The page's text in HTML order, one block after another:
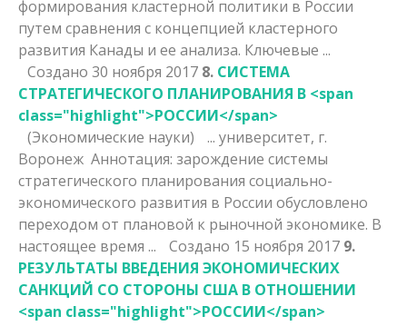
формирования кластерной политики в России
путем сравнения с концепцией кластерного
развития Канады и ее анализа. Ключевые ...
Создано 30 ноября 2017 8. СИСТЕМА
СТРАТЕГИЧЕСКОГО ПЛАНИРОВАНИЯ В <span
class="highlight">РОССИИ</span>
(Экономические науки)
... университет, г.
Воронеж Аннотация: зарождение системы
стратегического планирования социально-
экономического развития в России обусловлено
переходом от плановой к рыночной экономике. В
настоящее время ...
Создано 15 ноября 2017 9.
РЕЗУЛЬТАТЫ ВВЕДЕНИЯ ЭКОНОМИЧЕСКИХ
САНКЦИЙ СО СТОРОНЫ США В ОТНОШЕНИИ
<span class="highlight">РОССИИ</span>